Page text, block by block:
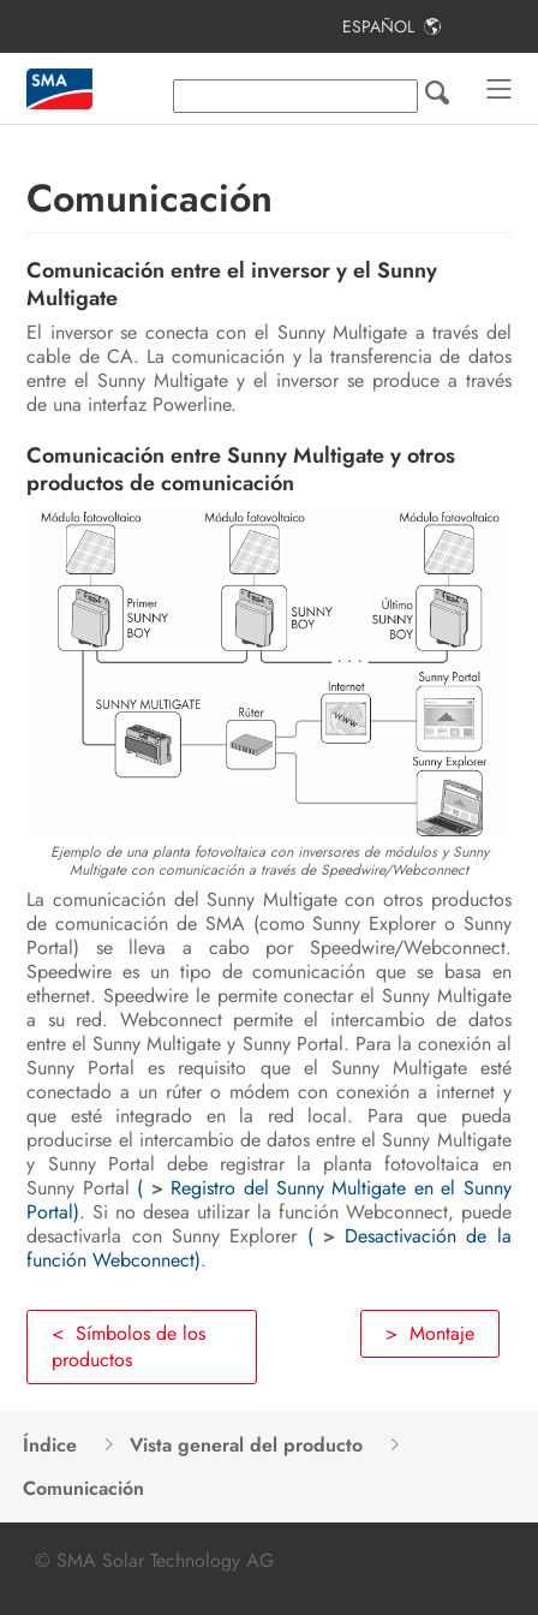
ESPAÑOL
Comunicación
Comunicación entre el inversor y el Sunny
Multigate
El inversor se conecta con el Sunny Multigate a través del
cable de CA. La comunicación y la transferencia de datos
entre el Sunny Multigate y el inversor se produce a través
de una interfaz Powerline.
Comunicación entre Sunny Multigate y otros
productos de comunicación
Ejemplo de una planta fotovoltaica con inversores de módulos y Sunny
Multigate con comunicación a través de Speedwire/Webconnect
La comunicación del Sunny Multigate con otros productos
de comunicación de SMA (como Sunny Explorer o Sunny
Portal) se lleva a cabo por Speedwire/Webconnect.
Speedwire es un tipo de comunicación que se basa en
ethernet. Speedwire le permite conectar el Sunny Multigate
a su red. Webconnect permite el intercambio de datos
entre el Sunny Multigate y Sunny Portal. Para la conexión al
Sunny Portal es requisito que el Sunny Multigate esté
conectado a un rúter o módem con conexión a internet y
que esté integrado en la red local. Para que pueda
producirse el intercambio de datos entre el Sunny Multigate
y Sunny Portal debe registrar la planta fotovoltaica en
Sunny Portal ( > Registro del Sunny Multigate en el Sunny
Portal). Si no desea utilizar la función Webconnect, puede
desactivarla con Sunny Explorer ( > Desactivación de la
función Webconnect).
< Símbolos de los
productos
> Montaje
Índice
Vista general del producto
Comunicación
© SMA Solar Technology AG
Índice
Indicaciones sobre este documento
Contenido de la entrega
Vista general del producto
Montaje
Conexión eléctrica
fotovoltaica
Configuración
Desconexión del inversor de la
tensión
Desconexión de la tensión del
Sunny Multigate
Localización de errores
Nueva puesta en marcha del
inversor
Datos técnicos
Accesorios y piezas de repuesto
Contacto